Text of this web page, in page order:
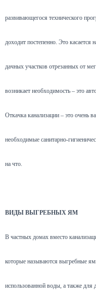
развивающегося технического
доходит постепенно. Это касается
дачных участков отрезанных от
возникает необходимость – это
Откачка канализации – это очень
необходимые санитарно-
на что.
ВИДЫ ВЫГРЕБНЫХ ЯМ
В частных домах вместо
которые называются выгребные
использованной воды, а также